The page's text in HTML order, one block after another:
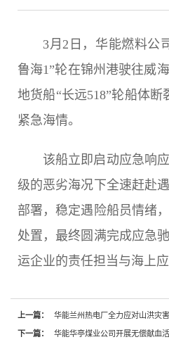
3月2日，华能燃料公
鲁海1”轮在锦州港驶往威
地货船“长远518”轮船体
紧急海情。
该船立即启动应急响
级的恶劣海况下全速赶赴
部署，稳定遇险船员情绪
处置，最终圆满完成应急
运企业的责任担当与海上应
上一篇： 华能兰州热电厂全力应对山洪灾害
下一篇： 华能华亭煤业公司开展无偿献血